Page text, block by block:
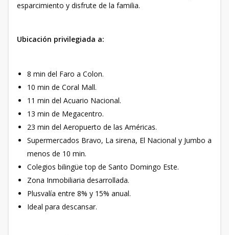
esparcimiento y disfrute de la familia.
Ubicación privilegiada a:
8 min del Faro a Colon.
10 min de Coral Mall.
11 min del Acuario Nacional.
13 min de Megacentro.
23 min del Aeropuerto de las Américas.
Supermercados Bravo, La sirena, El Nacional y Jumbo a
menos de 10 min.
Colegios bilingüe top de Santo Domingo Este.
Zona Inmobiliaria desarrollada.
Plusvalía entre 8% y 15% anual.
Ideal para descansar.